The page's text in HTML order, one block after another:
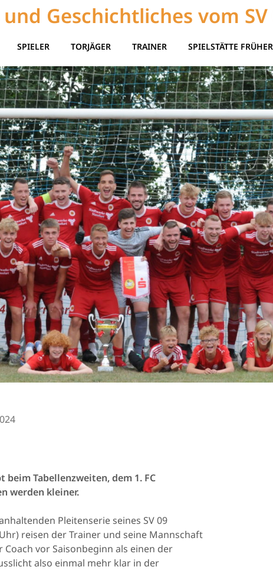
Geschichtliches vom
SPIELER TORJÄGER TRAINER SPIELSTÄTTE FRÜHER
Tabellenzweiten, dem 1. FC
werden kleiner.
Pleitenserie seines SV 09
reisen der Trainer und seine Mannschaft
vor Saisonbeginn als einen der
also einmal mehr klar in der